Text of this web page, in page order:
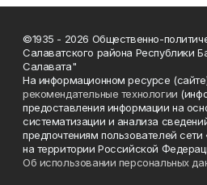
©1935 - 2026 Общественно-
Салаватского района Республики
Салавата"
На информационном ресурсе
рекомендательные технологии
предоставления информации на
систематизации и анализа
предпочтениям пользователей
на территории Российской
Об использовании персональных